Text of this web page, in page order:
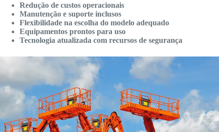
Redução de custos operacionais
Manutenção e suporte inclusos
Flexibilidade na escolha do modelo adequado
Equipamentos prontos para uso
Tecnologia atualizada com recursos de segurança